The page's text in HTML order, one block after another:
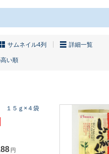
サムネイル4列 詳細一覧
い順
１５ｇ×４袋
円